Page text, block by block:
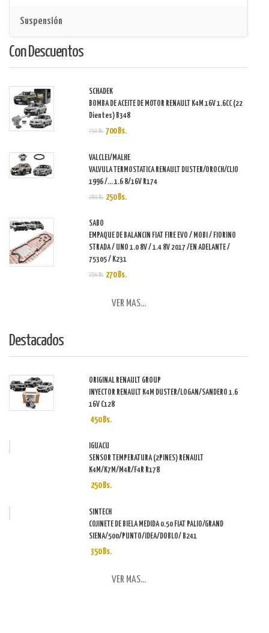
Suspensión
Con Descuentos
SCHADEK
BOMBA DE ACEITE DE MOTOR RENAULT K4M 16V 1.6CC (22
Dientes) B348
750 Bs. 700 Bs.
VALCLEI/MALHE
VALVULA TERMOSTATICA RENAULT DUSTER/OROCH/CLIO
1996 /... 1.6 8/16V R174
280 Bs. 250 Bs.
SABO
EMPAQUE DE BALANCIN FIAT FIRE EVO / MOBI / FIORINO
STRADA / UNO 1.0 8V / 1.4 8V 2017 /EN ADELANTE /
75305 / K231
290 Bs. 270 Bs.
VER MAS...
Destacados
ORIGINAL RENAULT GROUP
INYECTOR RENAULT K4M DUSTER/LOGAN/SANDERO 1.6
16V C128
450 Bs.
IGUACU
SENSOR TEMPERATURA (2PINES) RENAULT
K4M/K7M/M4R/F4R R178
250 Bs.
SINTECH
COJINETE DE BIELA MEDIDA 0.50 FIAT PALIO/GRAND
SIENA/500/PUNTO/IDEA/DOBLO/ B241
350 Bs.
VER MAS...